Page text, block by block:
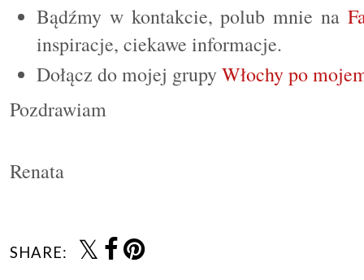
Bądźmy w kontakcie, polub mnie na
inspiracje, ciekawe informacje.
Dołącz do mojej grupyWłochy po
Pozdrawiam
Renata
SHARE: